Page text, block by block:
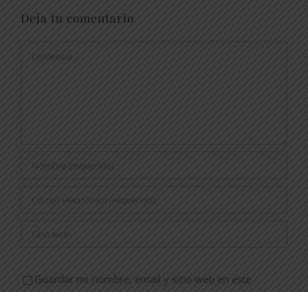
Deja tu comentario
Comentar
Guardar mi nombre, email y sitio web en este